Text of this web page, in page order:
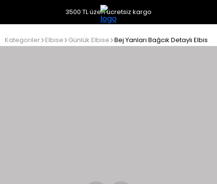
3500 TL üzeri ücretsiz kargo
Kategoriler Elbise Günlük Elbise Bej Yanları Bağcık Detaylı Elbise